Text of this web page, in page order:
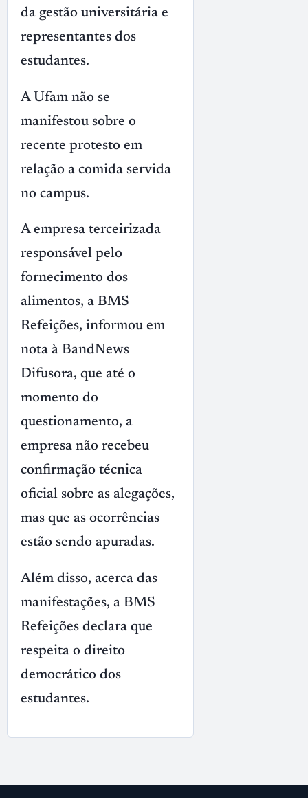
da gestão universitária e
representantes dos
estudantes.
A Ufam não se
manifestou sobre o
recente protesto em
relação a comida servida
no campus.
A empresa terceirizada
responsável pelo
fornecimento dos
alimentos, a BMS
Refeições, informou em
nota à BandNews
Difusora, que até o
momento do
questionamento, a
empresa não recebeu
confirmação técnica
oficial sobre as alegações,
mas que as ocorrências
estão sendo apuradas.
Além disso, acerca das
manifestações, a BMS
Refeições declara que
respeita o direito
democrático dos
estudantes.